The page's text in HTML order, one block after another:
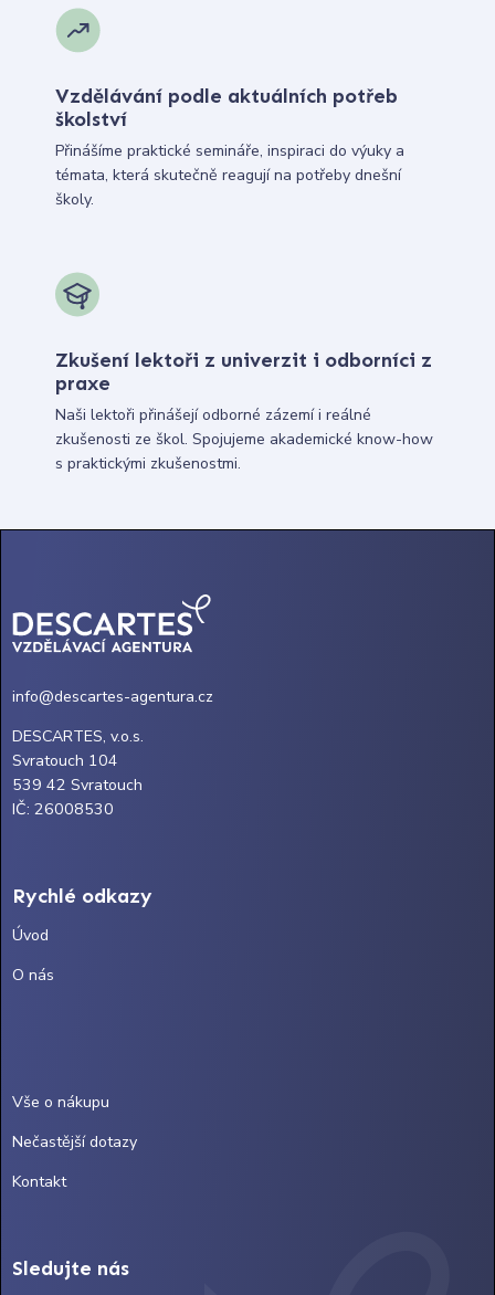
Vzdělávání podle aktuálních potřeb
školství
Přinášíme praktické semináře, inspiraci do výuky a
témata, která skutečně reagují na potřeby dnešní
školy.
Zkušení lektoři z univerzit i odborníci z
praxe
Naši lektoři přinášejí odborné zázemí i reálné
zkušenosti ze škol. Spojujeme akademické know-how
s praktickými zkušenostmi.
info@descartes-agentura.cz
DESCARTES, v.o.s.
Svratouch 104
539 42 Svratouch
IČ: 26008530
Rychlé odkazy
Úvod
O nás
Vše o nákupu
Nečastější dotazy
Kontakt
Sledujte nás